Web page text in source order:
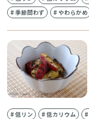
#季節問わず #やわらかめ
#低リン #低カリウム #